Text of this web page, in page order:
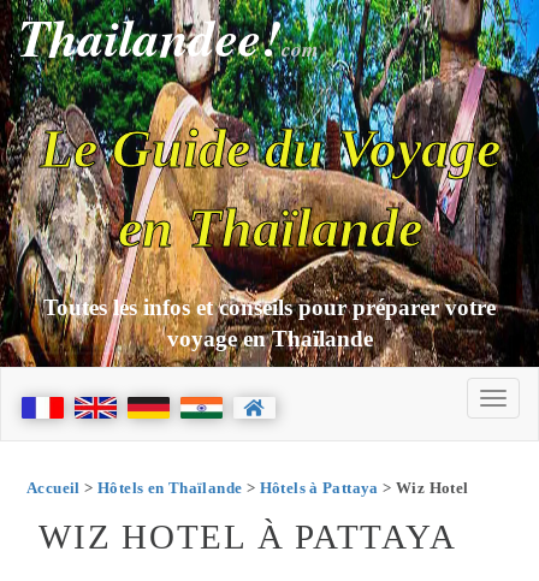
Thailandee!com
Le Guide du Voyage
en Thaïlande
Toutes les infos et conseils pour préparer votre
voyage en Thaïlande
Accueil > Hôtels en Thaïlande > Hôtels à Pattaya > Wiz Hotel
WIZ HOTEL À PATTAYA